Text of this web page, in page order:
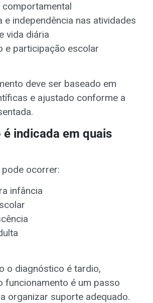
comportamental
e independência nas atividades
vida diária
e participação escolar
deve ser baseado em
e ajustado conforme a
é indicada em quais
ocorrer:
infância
o diagnóstico é tardio,
funcionamento é um passo
organizar suporte adequado.